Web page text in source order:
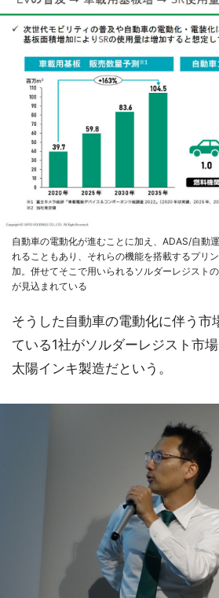
自動車の電動化が進むことに加え、ADAS/自動
れることもあり、それらの機能を搭載するプリ
加。併せてそこで用いられるソルダーレジスト
が見込まれている
そうした自動車の電動化に伴う市
ている1社がソルダーレジスト市
太陽インキ製造だという。